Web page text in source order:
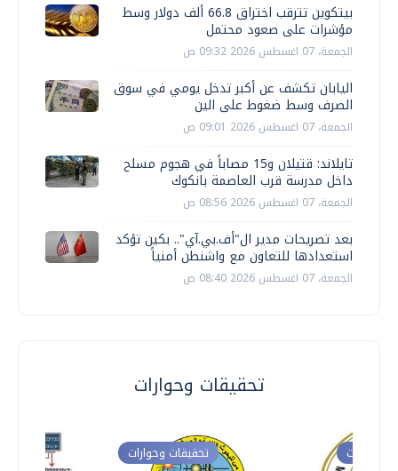
بيتكوين تترقب اختراق 66.8 ألف دولار وسط
مؤشرات على صعود محتمل
الجمعة، 07 اغسطس 2026 09:32 ص
اليابان تكشف عن أكبر تدخل يومي في سوق
الصرف وسط ضغوط على الين
الجمعة، 07 اغسطس 2026 09:01 ص
تايلاند: قتيلان و15 مصاباً في هجوم مسلح
داخل مدرسة قرب العاصمة بانكوك
الجمعة، 07 اغسطس 2026 08:56 ص
بعد تصريحات مدير ال"أف.بي.آي".. بكين تؤكد
استعدادها للتعاون مع واشنطن أمنياً
الجمعة، 07 اغسطس 2026 08:40 ص
تحقيقات وحوارات
تحقيقات وحوارات وحوارات